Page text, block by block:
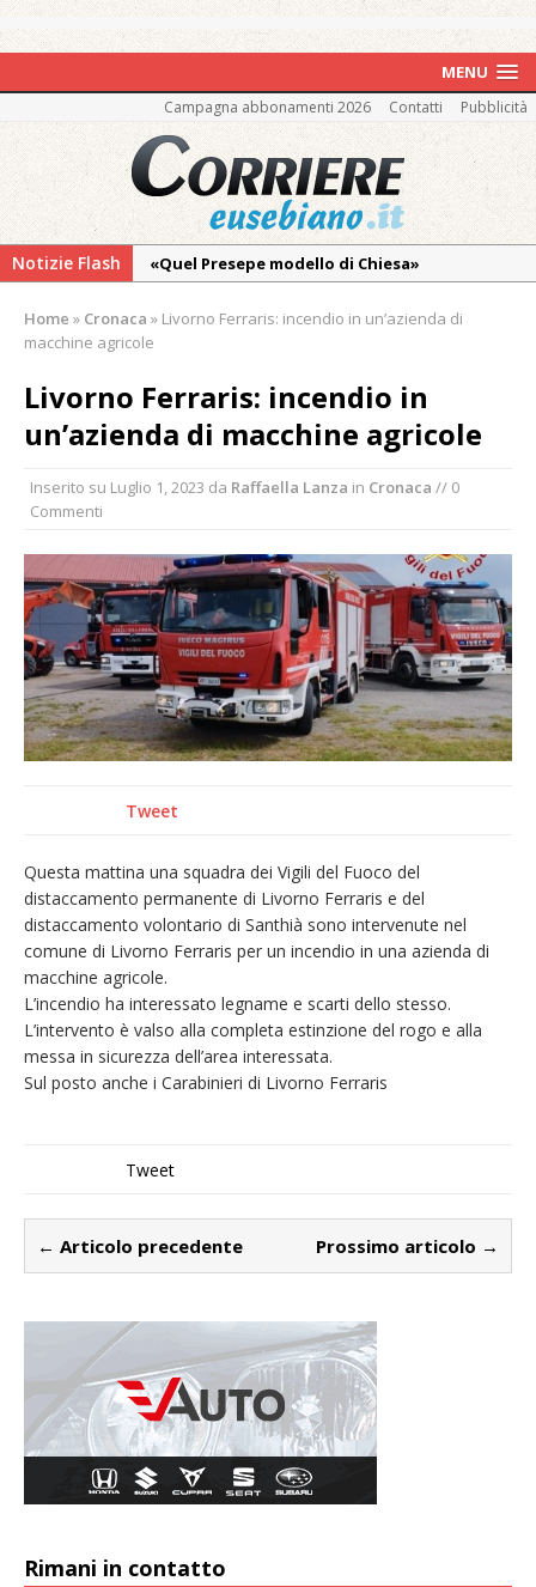
MENU
Campagna abbonamenti 2026 Contatti Pubblicità
Notizie Flash
«Quel Presepe modello di Chiesa»
Ringraziamento: convegno, messa e
Estate di sagre anche per i mezzi storici della
collezione della Fondazione Marazzato
Piscina ex Enal non balneabile dopo i controlli
provvisoria»
La Pro verso l’avvio della Stagione
La Regione stanzia oltre 38mila euro per il
carnevale di Santhià. La soddisfazione della
Pro Loco
Dieci anni fa l’ingresso a Vercelli
dell’arcivescovo mons. Marco Arnolfo
Home » Cronaca » Livorno Ferraris: incendio in un’azienda di
macchine agricole
Livorno Ferraris: incendio in
un’azienda di macchine agricole
Inserito su Luglio 1, 2023 da Raffaella Lanza in Cronaca // 0
Commenti
Tweet
Questa mattina una squadra dei Vigili del Fuoco del
distaccamento permanente di Livorno Ferraris e del
distaccamento volontario di Santhià sono intervenute nel
comune di Livorno Ferraris per un incendio in una azienda di
macchine agricole.
L’incendio ha interessato legname e scarti dello stesso.
L’intervento è valso alla completa estinzione del rogo e alla
messa in sicurezza dell’area interessata.
Sul posto anche i Carabinieri di Livorno Ferraris
Tweet
← Articolo precedente Prossimo articolo →
Rimani in contatto